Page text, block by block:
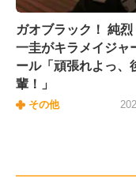
ガオブラック！ 純
一圭がキラメイジャ
ール「頑張れよっ、
輩！」
その他